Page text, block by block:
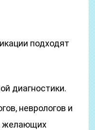
подходят
диагностики.
неврологов и
желающих